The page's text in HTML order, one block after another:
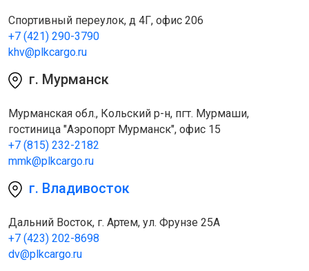
Спортивный переулок, д 4Г, офис 206
+7 (421) 290-3790
khv@plkcargo.ru
г. Мурманск
Мурманская обл., Кольский р-н, пгт. Мурмаши,
гостиница "Аэропорт Мурманск", офис 15
+7 (815) 232-2182
mmk@plkcargo.ru
г. Владивосток
Дальний Восток, г. Артем, ул. Фрунзе 25А
+7 (423) 202-8698
dv@plkcargo.ru